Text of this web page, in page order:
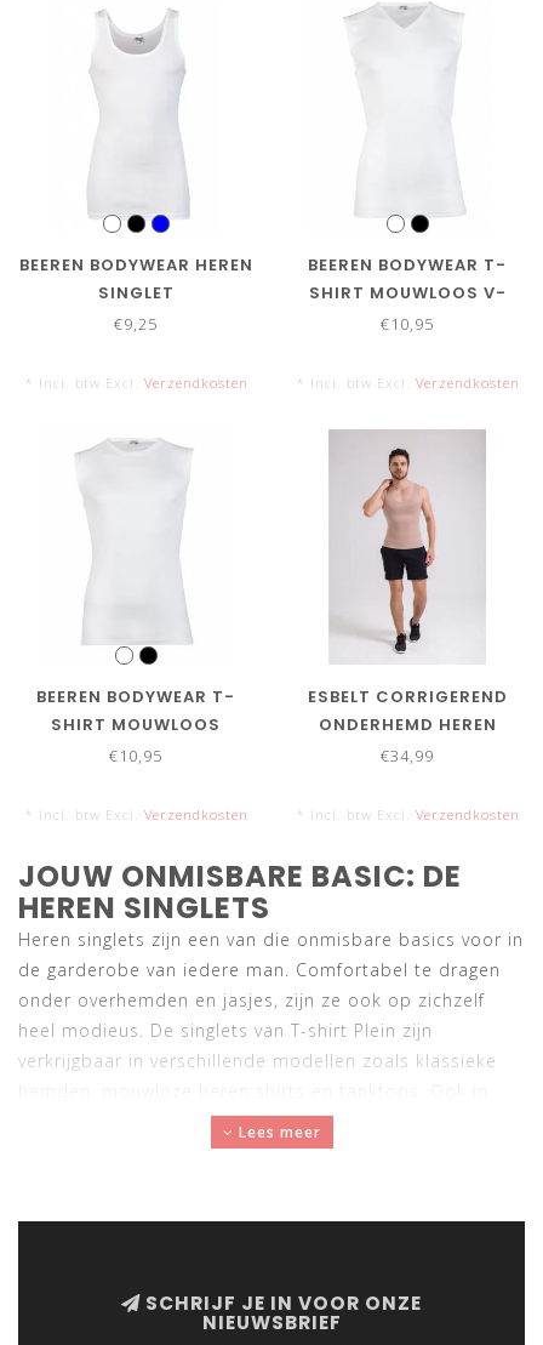
BEEREN BODYWEAR HEREN
SINGLET
€9,25
* Incl. btw Excl. Verzendkosten
BEEREN BODYWEAR T-
SHIRT MOUWLOOS V-
HALS
€10,95
* Incl. btw Excl. Verzendkosten
BEEREN BODYWEAR T-
SHIRT MOUWLOOS
€10,95
* Incl. btw Excl. Verzendkosten
ESBELT CORRIGEREND
ONDERHEMD HEREN
€34,99
* Incl. btw Excl. Verzendkosten
JOUW ONMISBARE BASIC: DE
HEREN SINGLETS
Heren singlets zijn een van die onmisbare basics voor in
de garderobe van iedere man. Comfortabel te dragen
onder overhemden en jasjes, zijn ze ook op zichzelf
heel modieus. De singlets van T-shirt Plein zijn
verkrijgbaar in verschillende modellen zoals klassieke
materiaal heb je veel keus, want naast de comfortabele,
zachte hemden van 100% gekamd katoen is er ook de
Plein. Hier vind je hemden van mooie merken zoals RJ
Bodywear, Schiesser, Sol`s en Beeren tegen de
Lees meer
SCHRIJF JE IN VOOR ONZE
NIEUWSBRIEF